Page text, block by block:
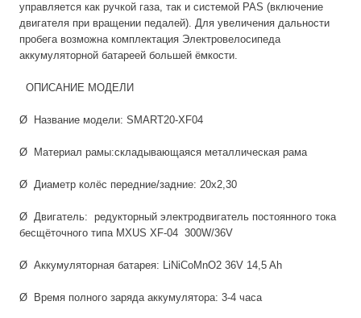
управляется как ручкой газа, так и системой PAS (включение
двигателя при вращении педалей). Для увеличения дальности
пробега возможна комплектация Электровелосипеда
аккумуляторной батареей большей ёмкости.
ОПИСАНИЕ МОДЕЛИ
Ø Название модели: SMART20-XF04
Ø Материал рамы:складывающаяся металлическая рама
Ø Диаметр колёс передние/задние: 20х2,30
Ø Двигатель: редукторный электродвигатель постоянного тока
бесщёточного типа MXUS XF-04 300W/36V
Ø Аккумуляторная батарея: LiNiCoMnO2 36V 14,5 Ah
Ø Время полного заряда аккумулятора: 3-4 часа